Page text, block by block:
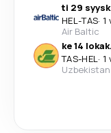
ti 29
HEL-TAS· 1
Air Baltic
ke 14 lokak.
TAS-HEL· 1